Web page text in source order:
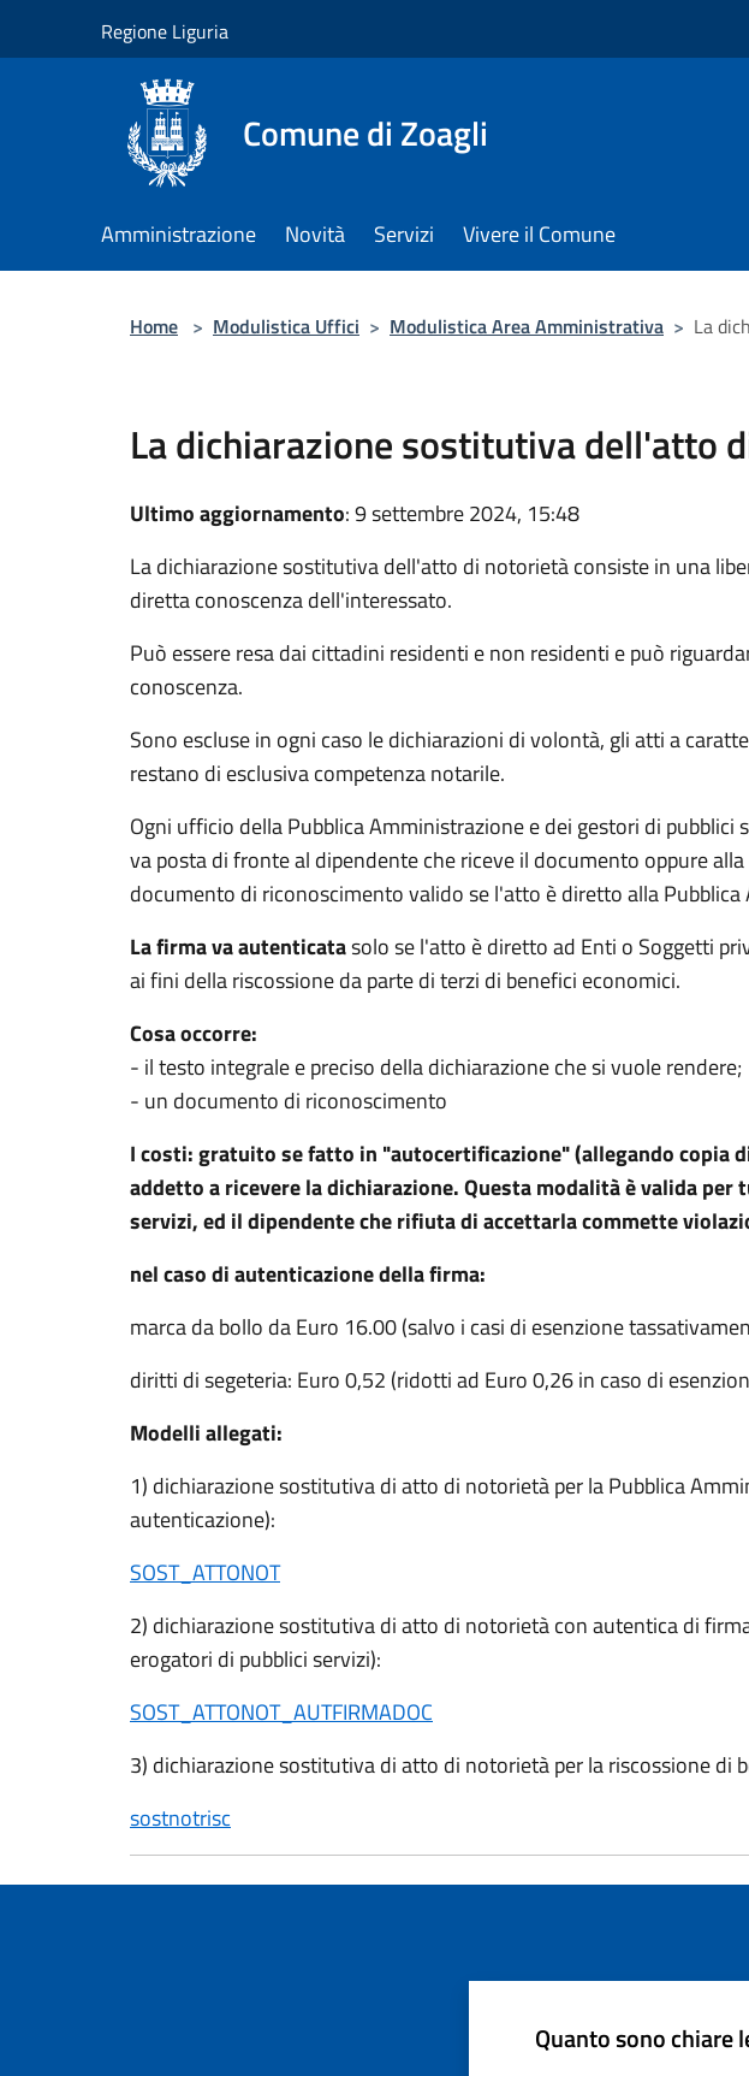
Regione Liguria
Comune di Zoagli
Amministrazione Novità Servizi Vivere il Comune
Home > Modulistica Uffici > Modulistica Area Amministrativa > La
La dichiarazione sostitutiva dell'atto
Ultimo aggiornamento: 9 settembre 2024, 15:48
La dichiarazione sostitutiva dell'atto di notorietà consiste in una
diretta conoscenza dell'interessato.
Può essere resa dai cittadini residenti e non residenti e può
conoscenza.
Sono escluse in ogni caso le dichiarazioni di volontà, gli atti a
restano di esclusiva competenza notarile.
Ogni ufficio della Pubblica Amministrazione e dei gestori di
va posta di fronte al dipendente che riceve il documento oppure
documento di riconoscimento valido se l'atto è diretto alla
La firma va autenticatasolo se l'atto è diretto ad Enti o Soggetti
ai fini della riscossione da parte di terzi di benefici economici.
Cosa occorre:
- il testo integrale e preciso della dichiarazione che si vuole rendere;
- un documento di riconoscimento
I costi: gratuito se fatto in "autocertificazione" (allegando copia
addetto a ricevere la dichiarazione. Questa modalità è valida
servizi, ed il dipendente che rifiuta di accettarla commette
nel caso di autenticazione della firma:
marca da bollo da Euro 16.00 (salvo i casi di esenzione
diritti di segeteria: Euro 0,52 (ridotti ad Euro 0,26 in caso di
Modelli allegati:
1) dichiarazione sostitutiva di atto di notorietà per la Pubblica
autenticazione):
SOST_ATTONOT
2) dichiarazione sostitutiva di atto di notorietà con autentica di
erogatori di pubblici servizi):
SOST_ATTONOT_AUTFIRMADOC
3) dichiarazione sostitutiva di atto di notorietà per la riscossione di
sostnotrisc
Quanto sono chiare